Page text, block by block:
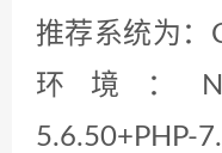
推荐系统为：
环境：
5.6.50+PHP-